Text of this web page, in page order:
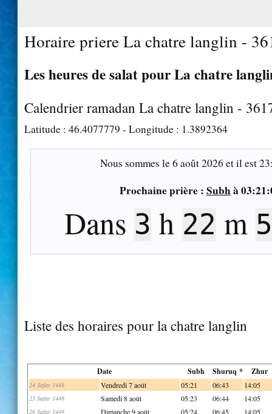
Horaire priere La chatre langlin -
Les heures de salat pour La chatre
Calendrier ramadan La chatre langlin -
Latitude : 46.4077779 - Longitude : 1.3892364
Nous sommes le6 août 2026 et il est
Prochaine prière : Subhà
Dans 3 h 22 m
Liste des horaires pour la chatre langlin
Date Subh Shuruq * Zhur
24 Safar 1448 Vendredi 7 août 05:21 06:43 14:05
25 Safar 1448 Samedi 8 août 05:23 06:44 14:05
26 Safar 1448 Dimanche 9 août 05:24 06:45 14:05